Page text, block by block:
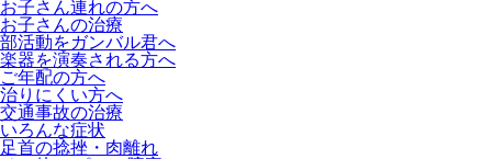
お子さん連れの方へ
お子さんの治療
部活動をガンバル君へ
楽器を演奏される方へ
ご年配の方へ
治りにくい方へ
交通事故の治療
いろんな症状
足首の捻挫・肉離れ